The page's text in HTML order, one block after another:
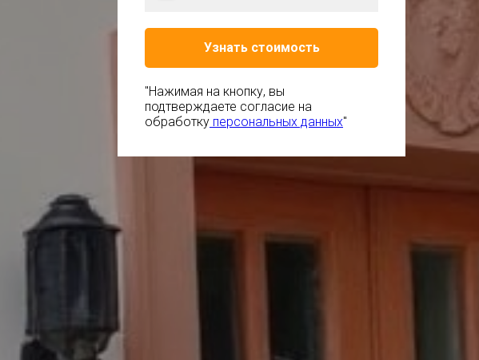
Узнать стоимость
"Нажимая на кнопку, вы
подтверждаете согласие на
обработку персональных данных"